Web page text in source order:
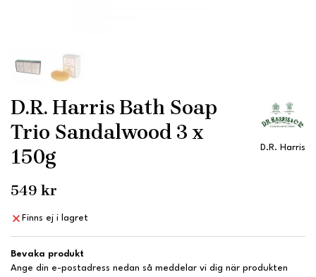
D.R. Harris Bath Soap
Trio Sandalwood 3 x
150g
D.R. Harris
549 kr
Finns ej i lagret
Bevaka produkt
Ange din e-postadress nedan så meddelar vi dig när produkten